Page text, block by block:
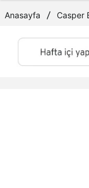
Anasayfa Casper